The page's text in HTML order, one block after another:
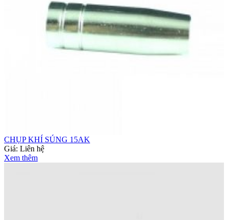
CHỤP KHÍ SÚNG 15AK
Giá: Liên hệ
Xem thêm